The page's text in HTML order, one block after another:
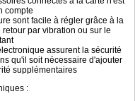
compte
sont facile à régler grâce à la
par vibration ou sur le
assurent la sécurité
qu'il soit nécessaire d'ajouter
supplémentaires
: